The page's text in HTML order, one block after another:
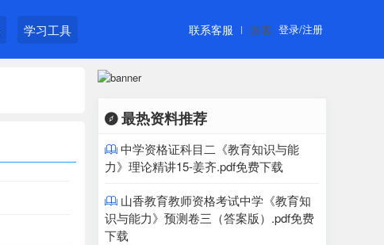
学习工具 游客 登录/注册
联系客服
最热资料推荐
 中学资格证科目二《教育知识与能
力》理论精讲15-姜齐.pdf免费下载
 山香教育教师资格考试中学《教育知
识与能力》预测卷三（答案版）.pdf免费
下载